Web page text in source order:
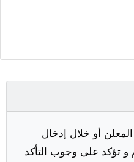
أو خلال إدخال
و تؤكد على وجوب التأكد